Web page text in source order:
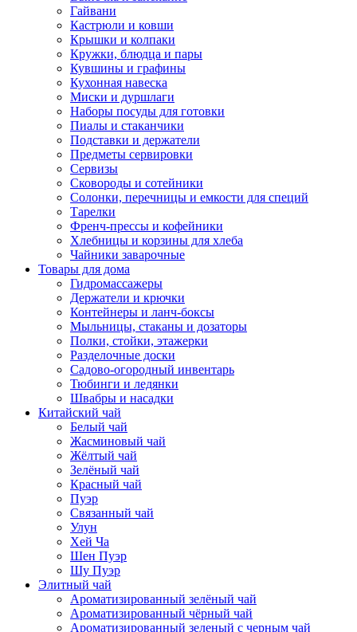
Гайвани
Кастрюли и ковши
Крышки и колпаки
Кружки, блюдца и пары
Кувшины и графины
Кухонная навеска
Миски и дуршлаги
Наборы посуды для готовки
Пиалы и стаканчики
Подставки и держатели
Предметы сервировки
Сервизы
Сковороды и сотейники
Солонки, перечницы и емкости для специй
Тарелки
Френч-прессы и кофейники
Хлебницы и корзины для хлеба
Чайники заварочные
Товары для дома
Гидромассажеры
Держатели и крючки
Контейнеры и ланч-боксы
Мыльницы, стаканы и дозаторы
Полки, стойки, этажерки
Разделочные доски
Садово-огородный инвентарь
Тюбинги и ледянки
Швабры и насадки
Китайский чай
Белый чай
Жасминовый чай
Жёлтый чай
Зелёный чай
Красный чай
Пуэр
Связанный чай
Улун
Хей Ча
Шен Пуэр
Шу Пуэр
Элитный чай
Ароматизированный зелёный чай
Ароматизированный чёрный чай
Ароматизированный зеленый с черным чай